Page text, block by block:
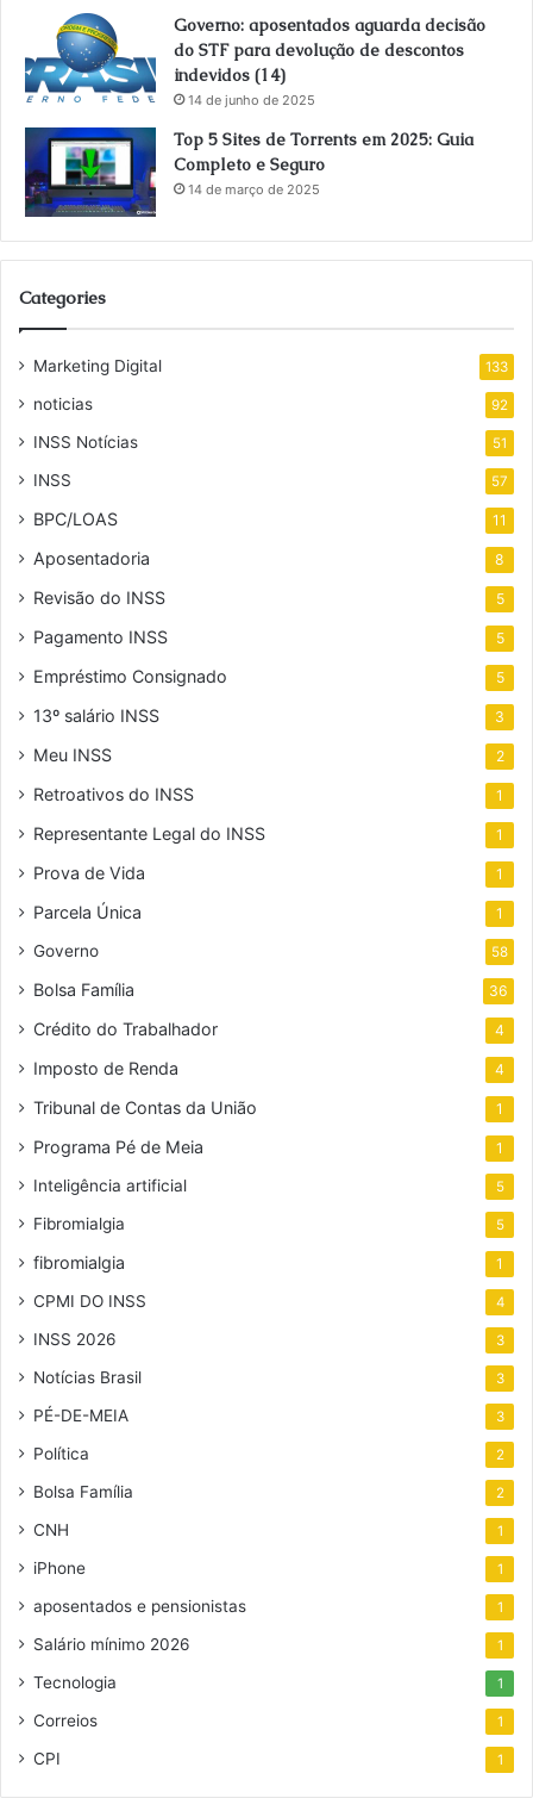
Governo: aposentados aguarda decisão
do STF para devolução de descontos
indevidos (14)
14 de junho de 2025
Top 5 Sites de Torrents em 2025: Guia
Completo e Seguro
14 de março de 2025
Categories
Marketing Digital 133
noticias 92
INSS Notícias 51
INSS 57
BPC/LOAS 11
Aposentadoria 8
Revisão do INSS 5
Pagamento INSS 5
Empréstimo Consignado 5
13º salário INSS 3
Meu INSS 2
Retroativos do INSS 1
Representante Legal do INSS 1
Prova de Vida 1
Parcela Única 1
Governo 58
Bolsa Família 36
Crédito do Trabalhador 4
Imposto de Renda 4
Tribunal de Contas da União 1
Programa Pé de Meia 1
Inteligência artificial 5
Fibromialgia 5
fibromialgia 1
CPMI DO INSS 4
INSS 2026 3
Notícias Brasil 3
PÉ-DE-MEIA 3
Política 2
Bolsa Família 2
CNH 1
iPhone 1
aposentados e pensionistas 1
Salário mínimo 2026 1
Tecnologia 1
Correios 1
CPI 1